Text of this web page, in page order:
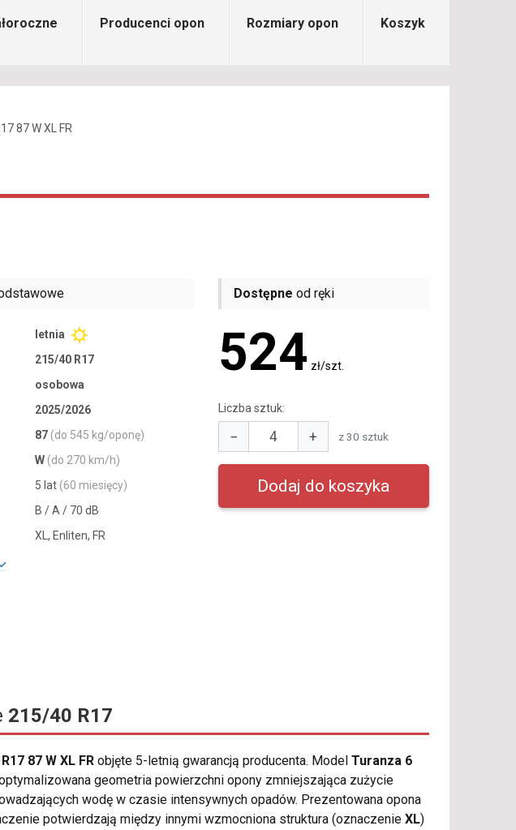
Producenci opon Rozmiary opon Koszyk
87 W XL FR
letnia
215/40 R17
osobowa
2025/2026
87 (do 545 kg/oponę)
W (do 270 km/h)
5 lat (60 miesięcy)
B / A / 70 dB
XL, Enliten, FR
Dostępne od ręki
524 zł/szt.
Liczba sztuk:
− + z 30 sztuk
215/40 R17
87 W XL FR objęte 5-letnią gwarancją producenta. Model Turanza 6
geometria powierzchni opony zmniejszająca zużycie
wodę w czasie intensywnych opadów. Prezentowana opona
potwierdzają między innymi wzmocniona struktura (oznaczenie XL)